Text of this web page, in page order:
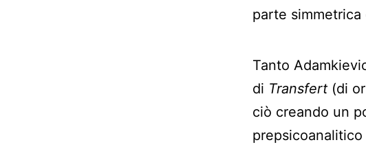
parte simmetrica
Tanto
di Transfert (di
ciò creando un
prepsicoanalitico